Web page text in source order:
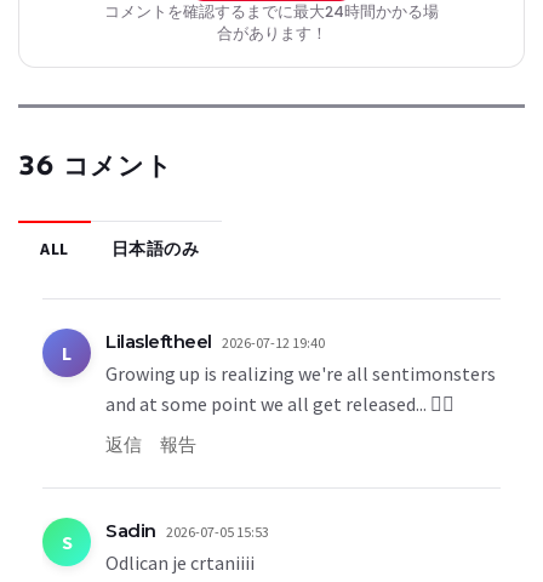
コメントを確認するまでに最大24時間かかる場
合があります！
36 コメント
ALL 日本語のみ
L Lilasleftheel 2026-07-12 19:40
Growing up is realizing we're all sentimonsters
and at some point we all get released... 🙂‍↕️
返信 報告
S Sadin 2026-07-05 15:53
Odlican je crtaniiii